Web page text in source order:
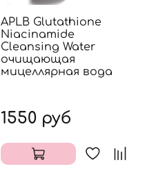
APLB Glutathione
Niacinamide
Cleansing Water
очищающая
мицеллярная вода
1550 руб